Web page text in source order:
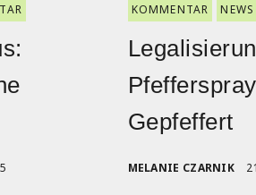
KOMMENTAR NEWS
Gepfeffert
MELANIE CZARNIK